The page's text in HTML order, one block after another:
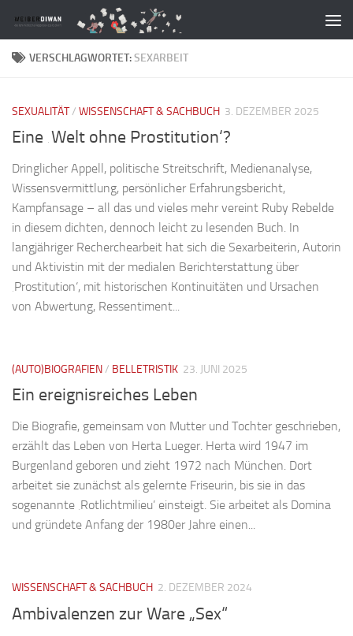
Zum Inhalt springen
VERSCHLAGWORTET:SEXARBEIT
SEXUALITÄT/ WISSENSCHAFT & SACHBUCH 3. DEZEMBER 2025
Eine ‚Welt ohne Prostitution‘?
Dringlicher Appell, politische Streitschrift, Medienanalyse,
Wissensvermittlung, persönlicher Erfahrungsbericht,
Kampfansage – all das und vieles mehr vereint Ruby Rebelde
in diesem dichten, dennoch leicht zu lesenden Buch. In
langjähriger Recherchearbeit hat sich die Sexarbeiterin, Autorin
und Aktivistin mit der medialen Berichterstattung über
‚Prostitution‘, mit historischen Kontinuitäten und Ursachen
von Abwertung, Ressentiment...
(AUTO)BIOGRAFIEN/ BELLETRISTIK 23. JUNI 2025
Ein ereignisreiches Leben
Die Biografie, gemeinsam von Mutter und Tochter geschrieben,
erzählt das Leben von Herta Lueger. Herta wird 1947 im
Burgenland geboren und zieht 1972 nach München. Dort
arbeitet sie zunächst als gelernte Friseurin, bis sie in das
sogenannte ‚Rotlichtmilieu’ einsteigt. Sie arbeitet als Domina
und gründete Anfang der 1980er Jahre einen...
WISSENSCHAFT & SACHBUCH 2. DEZEMBER 2024
Ambivalenzen zur Ware „Sex“